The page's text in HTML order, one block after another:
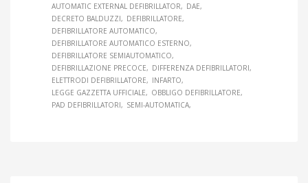
AUTOMATIC EXTERNAL DEFIBRILLATOR
DAE
DECRETO BALDUZZI
DEFIBRILLATORE
DEFIBRILLATORE AUTOMATICO
DEFIBRILLATORE AUTOMATICO ESTERNO
DEFIBRILLATORE SEMIAUTOMATICO
DEFIBRILLAZIONE PRECOCE
DIFFERENZA DEFIBRILLATORI
ELETTRODI DEFIBRILLATORE
INFARTO
LEGGE GAZZETTA UFFICIALE
OBBLIGO DEFIBRILLATORE
PAD DEFIBRILLATORI
SEMI-AUTOMATICA